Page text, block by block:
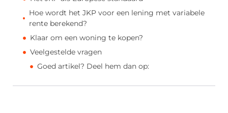
Hoe wordt het JKP voor een lening met variabele
rente berekend?
Klaar om een woning te kopen?
Veelgestelde vragen
Goed artikel? Deel hem dan op: